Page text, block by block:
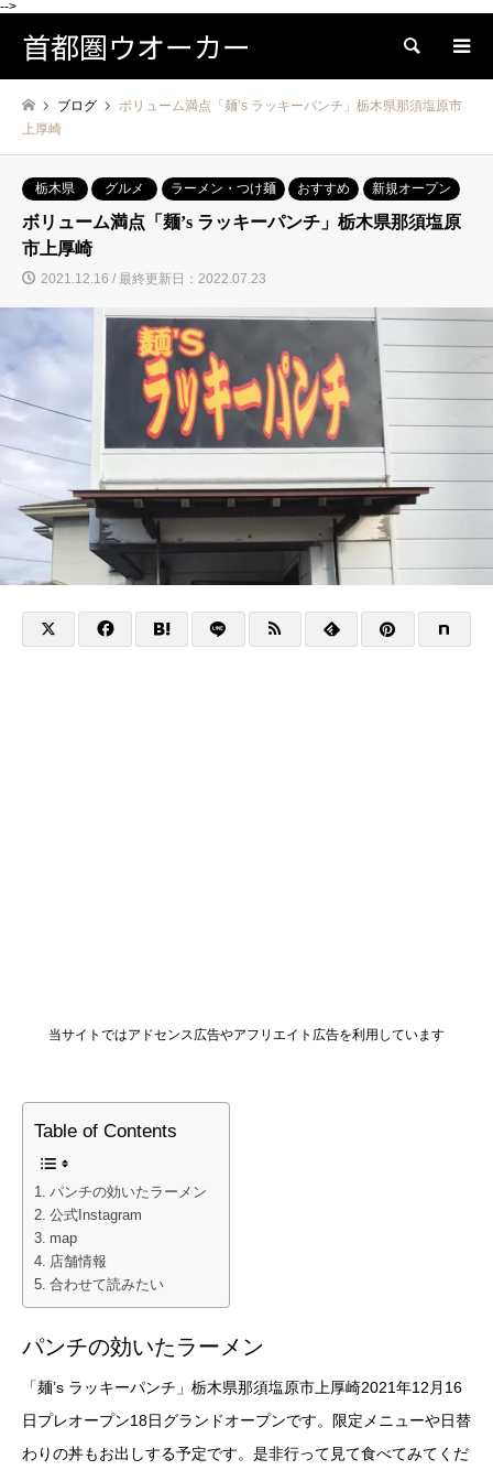
-->
首都圏ウオーカー 検索
ブログ
ボリューム満点「麺’s ラッキーパンチ」栃木県那須塩原市
上厚崎
栃木県 グルメ ラーメン・つけ麺 おすすめ 新規オープン
ボリューム満点「麺’s ラッキーパンチ」栃木県那須塩原
市上厚崎
2021.12.16 / 最終更新日：2022.07.23
当サイトではアドセンス広告やアフリエイト広告を利用しています
Table of Contents
パンチの効いたラーメン
公式Instagram
map
店舗情報
合わせて読みたい
パンチの効いたラーメン
「麺’s ラッキーパンチ」栃木県那須塩原市上厚崎2021年12月16
日プレオープン18日グランドオープンです。限定メニューや日替
わりの丼もお出しする予定です。是非行って見て食べてみてくだ